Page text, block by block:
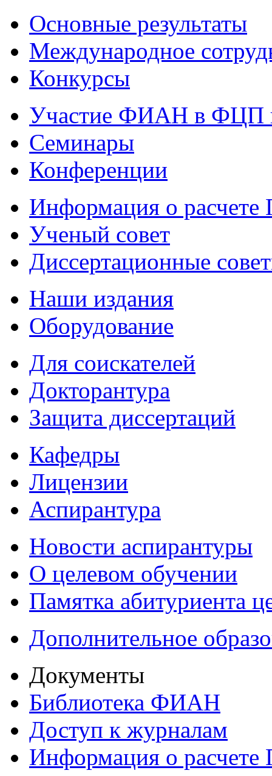
Основные результаты
Международное
Конкурсы
Участие ФИАН в ФЦП
Семинары
Конференции
Информация о
Ученый совет
Диссертационные
Наши издания
Оборудование
Для соискателей
Докторантура
Защита диссертаций
Кафедры
Лицензии
Аспирантура
Новости аспирантуры
О целевом обучении
Памятка абитуриента
Дополнительное
Документы
Библиотека ФИАН
Доступ к журналам
Информация о